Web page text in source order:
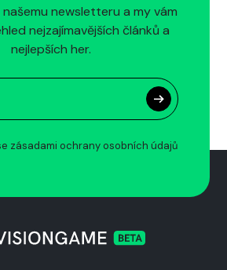
newsletteru a my vám
nejzajímavějších článků a
nejlepších her.
zásadami ochrany osobních údajů